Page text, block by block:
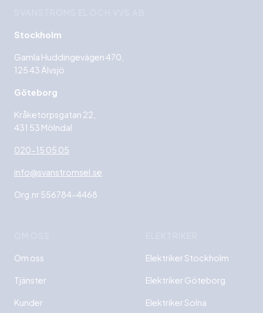
Stockholm
Gamla Huddingevägen 470,
125 43 Älvsjö
Göteborg
Kråketorpsgatan 22,
431 53 Mölndal
020-15 05 05
info@svanstromsel.se
Org.nr 556784-4468
Om oss
Tjänster
Kunder
Elektriker Stockholm
Elektriker Göteborg
Elektriker Solna